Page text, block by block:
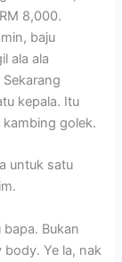
8,000.
baju
ala ala
kepala. Itu
kambing golek.
untuk satu
Bukan
Ye la, nak